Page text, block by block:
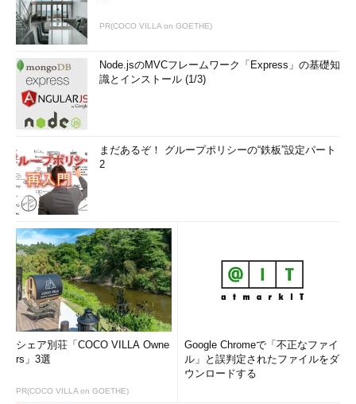
タスクマ
ー
・GPU情報の表示パネルが追加された 。GPUの仕様や動作状況を
フォント
・英語「Bahnschrift」フォントが追加された
・日本語「UDデジタル教科書体」フォントが追加された
日本語入
・日本語の予測入力機能が強化された
・片手用QWERTYキーボードが追加された
プロセス
制御
・インアクティブなプログラムへのリソースの割り当てを最適化
した（自動リリースなど）
DPI変更
・Win32アプリにおいて、ログアウトせずにDPIの変更が可能にな
ウイルス
／ランサ
ムウェア
対策
・許可されていないプログラム（ウイルスやランサムウェアな
ど）が、ある特定のフォルダーへアクセスしようとすると、それ
を検出してブロックする機能が追加された
「フォ
ト」アプ
・「ストーリーリミックス」機能がサポートされた。写真や画像
などをまとめて与えると、自動的にカットしたり、モーションや
音楽を付けたりして、簡単にスライドショーの動画クリップを作
・［設定］アプリのトップに［Cortana］の項目が追加された
・Cortanaへの音声コマンドで、ロックしたり、サインアウトし
PR(COCO VILLA on GOETHE)
Node.jsのMVCフレームワーク「Express」の基礎知
識とインストール (1/3)
まだあるぞ！ グループポリシーの“鉄板”設定パート
2
シェア別荘「COCO VILLA Owne
rs」3選
PR(COCO VILLA on GOETHE)
Google Chromeで「不正なファイ
ル」と誤判定されたファイルをダ
ウンロードする